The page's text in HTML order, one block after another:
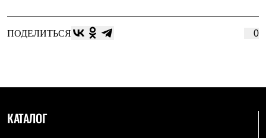
Брюки
Лёгкая одежда
Толстовки
Брюки
ПОДЕЛИТЬСЯ 0
КАТАЛОГ